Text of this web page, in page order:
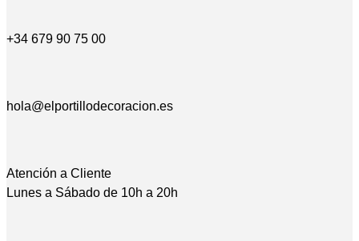
+34 679 90 75 00
hola@elportillodecoracion.es
Atención a Cliente
Lunes a Sábado de 10h a 20h